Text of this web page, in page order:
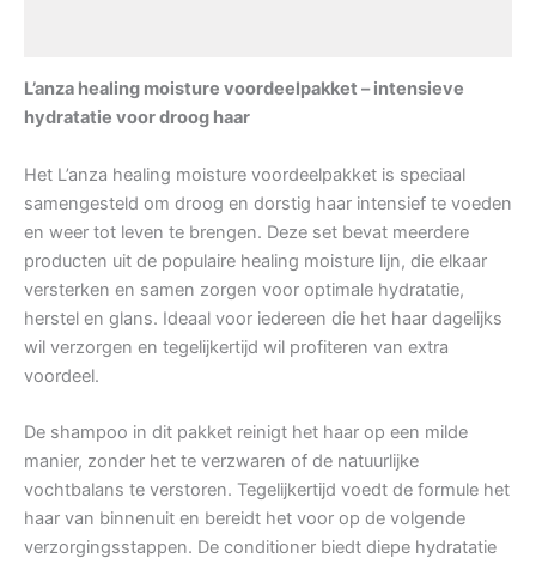
L’anza healing moisture voordeelpakket – intensieve
hydratatie voor droog haar
Het L’anza healing moisture voordeelpakket is speciaal
samengesteld om droog en dorstig haar intensief te voeden
en weer tot leven te brengen. Deze set bevat meerdere
producten uit de populaire healing moisture lijn, die elkaar
versterken en samen zorgen voor optimale hydratatie,
herstel en glans. Ideaal voor iedereen die het haar dagelijks
wil verzorgen en tegelijkertijd wil profiteren van extra
voordeel.
De shampoo in dit pakket reinigt het haar op een milde
manier, zonder het te verzwaren of de natuurlijke
vochtbalans te verstoren. Tegelijkertijd voedt de formule het
haar van binnenuit en bereidt het voor op de volgende
verzorgingsstappen. De conditioner biedt diepe hydratatie